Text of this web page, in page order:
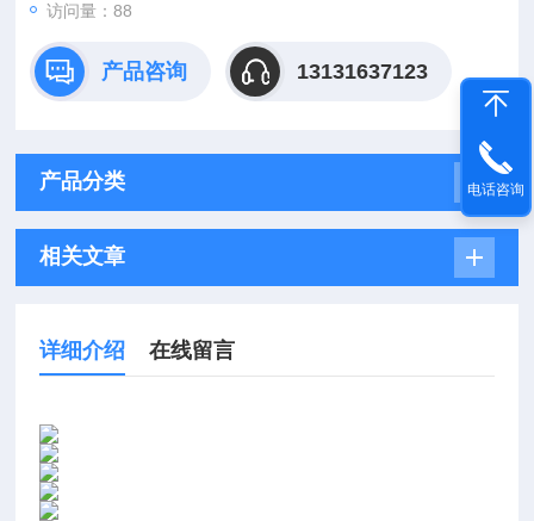
访问量：88
产品咨询 13131637123
产品分类
相关文章
详细介绍 在线留言
电话咨询